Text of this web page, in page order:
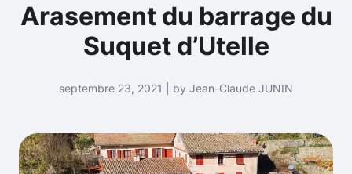
Arasement du barrage du
Suquet d’Utelle
septembre 23, 2021 | by Jean-Claude JUNIN